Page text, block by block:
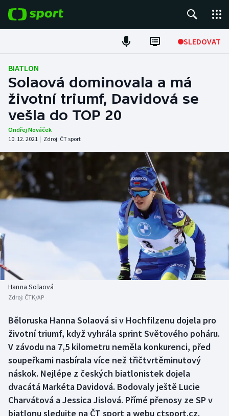
SLEDOVAT
Fotbal
Hokej
Tenis
Atletika
Cyklistika
DALŠÍ SPORTY
Baseball a softbal
Biatlon
Box
Curling
Dostihy
Florbal
Soutěže
Aplikace ČT sport
BIATLON
Solaová dominovala a má
životní triumf, Davidová se
vešla do TOP 20
Ondřej Nováček
10. 12. 2021 | Zdroj: ČT sport
Hanna Solaová
Zdroj: ČTK/AP
Běloruska Hanna Solaová si v Hochfilzenu dojela pro
životní triumf, když vyhrála sprint Světového poháru.
V závodu na 7,5 kilometru neměla konkurenci, před
soupeřkami nasbírala více než třičtvrtěminutový
náskok. Nejlépe z českých biatlonistek dojela
dvacátá Markéta Davidová. Bodovaly ještě Lucie
Charvátová a Jessica Jislová. Přímé přenosy ze SP v
biatlonu sledujte na ČT sport a webu ctsport.cz.